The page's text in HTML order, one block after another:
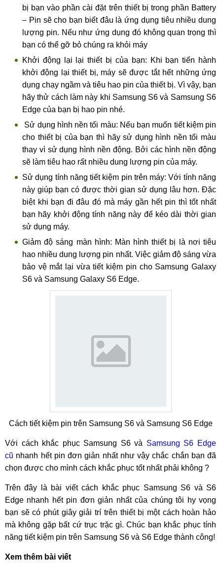
bị bạn vào phần cài đặt trên thiết bị trong phần Battery
– Pin sẽ cho bạn biết đâu là ứng dụng tiêu nhiều dung
lượng pin. Nếu như ứng dụng đó không quan trọng thì
bạn có thể gỡ bỏ chúng ra khỏi máy
Khởi động lại lại thiết bị của bạn: Khi bạn tiến hành
khởi động lại thiết bị, máy sẽ được tắt hết những ứng
dụng chạy ngầm và tiêu hao pin của thiết bị. Vì vậy, bạn
hãy thử cách làm này khi Samsung S6 và Samsung S6
Edge của bạn bị hao pin nhé.
Sử dụng hình nền tối màu: Nếu bạn muốn tiết kiệm pin
cho thiết bị của bạn thì hãy sử dụng hình nền tối màu
thay vì sử dụng hình nền động. Bởi các hình nền động
sẽ làm tiêu hao rất nhiều dung lượng pin của máy.
Sử dụng tính năng tiết kiệm pin trên máy: Với tính năng
này giúp bạn có được thời gian sử dụng lâu hơn. Đặc
biệt khi bạn đi đâu đó mà máy gần hết pin thì tốt nhất
bạn hãy khởi động tính năng này để kéo dài thời gian
sử dụng máy.
Giảm độ sáng màn hình: Màn hình thiết bị là nơi tiêu
hao nhiều dung lượng pin nhất. Việc giảm độ sáng vừa
bảo vệ mắt lại vừa tiết kiệm pin cho Samsung Galaxy
S6 và Samsung Galaxy S6 Edge.
Cách tiết kiệm pin trên Samsung S6 và Samsung S6 Edge
Với cách khắc phục Samsung S6 và Samsung S6 Edge
cũ nhanh hết pin đơn giản nhất như vậy chắc chắn bạn đã
chọn được cho mình cách khắc phục tốt nhất phải không ?
Trên đây là bài viết cách khắc phục Samsung S6 và S6
Edge nhanh hết pin đơn giản nhất của chúng tôi hy vọng
bạn sẽ có phút giây giải trí trên thiết bị một cách hoàn hảo
mà không gặp bất cứ trục trặc gì. Chúc bạn khắc phục tính
năng tiết kiệm pin trên Samsung S6 và S6 Edge thành công!
Xem thêm bài viết